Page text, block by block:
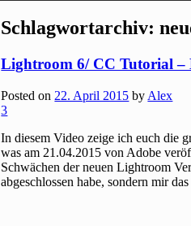
Schlagwortarchiv:
Lightroom 6/ CC Tutorial –
Posted on 22. April 2015 by Alex
3
In diesem Video zeige ich euch die
was am 21.04.2015 von Adobe
Schwächen der neuen Lightroom
abgeschlossen habe, sondern mir